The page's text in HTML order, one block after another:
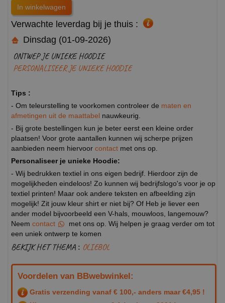
Verwachte leverdag bij je thuis :
Dinsdag (01-09-2026)
ONTWEP JE UNIEKE HOODIE
PERSONALISEER JE UNIEKE HOODIE
Tips :
- Om teleurstelling te voorkomen controleer de maten en
afmetingen uit de maattabel nauwkeurig.
- Bij grote bestellingen kun je beter eerst een kleine order
plaatsen! Voor grote aantallen kunnen wij scherpe prijzen
aanbieden neem hiervoor contact met ons op.
Personaliseer je unieke Hoodie:
- Wij bedrukken textiel in ons eigen bedrijf. Hierdoor zijn de
mogelijkheden eindeloos! Zo kunnen wij bedrijfslogo's voor je op
textiel printen! Maar ook andere teksten en afbeelding zijn
mogelijk! Zit jouw kleur shirt er niet bij? Of Heb je liever een
ander model bijvoorbeeld een V-hals, mouwloos, langemouw?
Neem contact
met ons op. Wij helpen je graag verder om tot
een uniek ontwerp te komen
BEKIJK HET THEMA : OLIEBOL
Voordelen van BBwebwinkel:
Gratis verzending vanaf € 100,- anders maar €4,95 !